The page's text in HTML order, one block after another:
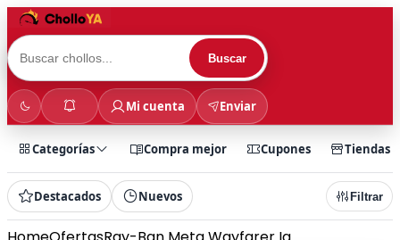
Buscar
Mi cuenta Enviar
Categorías Compra mejor Cupones Tiendas
Destacados Nuevos Filtrar